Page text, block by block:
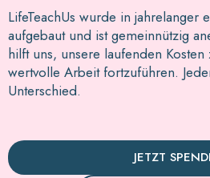
LifeTeachUs wurde in jahrelanger
aufgebaut und ist gemeinnützig
hilft uns, unsere laufenden
wertvolle Arbeit fortzuführen.
Unterschied.
JETZT